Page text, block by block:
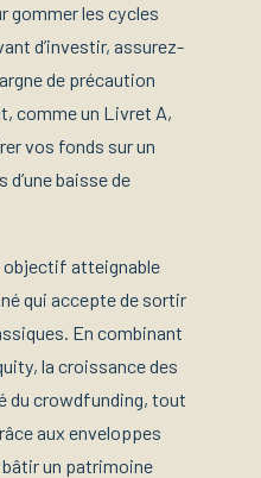
gommer les cycles
d’investir, assurez-
de précaution
comme un Livret A,
vos fonds sur un
baisse de
objectif atteignable
qui accepte de sortir
En combinant
la croissance des
du crowdfunding, tout
aux enveloppes
un patrimoine